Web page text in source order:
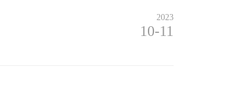
2023
10-11